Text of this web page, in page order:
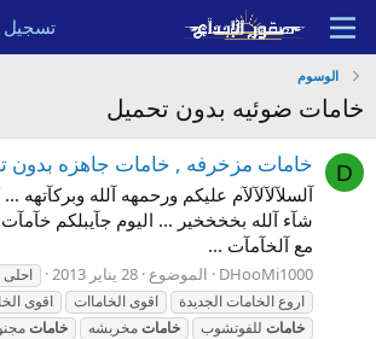
الوسوم
خامات ضوئيه بدون تحميل
D خامات مزخرفه , خامات جاهزه بدون
آلسلآلآلآلآم عليكم ورحمهه آلله وبركآتهه
شآء آلله بخخخخير ... اليوم جآيبلكم
مع آلخآمآت ...
DHooMi1000 الموضوع 28 يناير 2013
احلى
اروع الخامات الجديدة
اقوى الخاماات
اقوى
خامات للفوتشوب خاماتمخربشه خامات